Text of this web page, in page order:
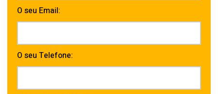
O seu Email:
O seu Telefone: